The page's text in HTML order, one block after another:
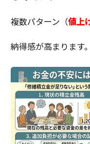
複数パターン（値上
納得感が高まります。